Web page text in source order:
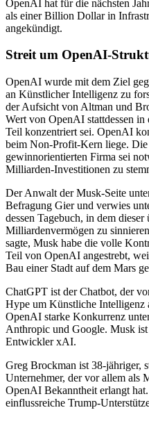
OpenAI hat für die nächsten
als einer Billion Dollar in
angekündigt.
Streit um OpenAI-
OpenAI wurde mit dem Ziel
an Künstlicher Intelligenz zu
der Aufsicht von Altman und
Wert von OpenAI stattdessen
Teil konzentriert sei. OpenAI
beim Non-Profit-Kern liege.
gewinnorientierten Firma sei
Milliarden-Investitionen zu
Der Anwalt der Musk-Seite
Befragung Gier und verwies
dessen Tagebuch, in dem
Milliardenvermögen zu
sagte, Musk habe die volle
Teil von OpenAI angestrebt,
Bau einer Stadt auf dem Mars
ChatGPT ist der Chatbot, der
Hype um Künstliche Intelligenz
OpenAI starke Konkurrenz
Anthropic und Google. Musk
Entwickler xAI.
Greg Brockman ist 38-jähriger,
Unternehmer, der vor allem als
OpenAI Bekanntheit erlangt
einflussreiche Trump-